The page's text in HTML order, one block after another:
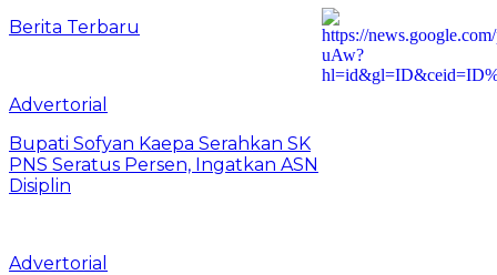
Berita Terbaru
Advertorial
Bupati Sofyan Kaepa Serahkan SK
PNS Seratus Persen, Ingatkan ASN
Disiplin
Advertorial